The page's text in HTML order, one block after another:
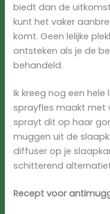
biedt dan de
kunt het vaker
komt. Geen lelijke
ontsteken als je de
behandeld.
Ik kreeg nog een
sprayfles maakt met
sprayt dit op haar
muggen uit de
diffuser op je
schitterend
Recept voor